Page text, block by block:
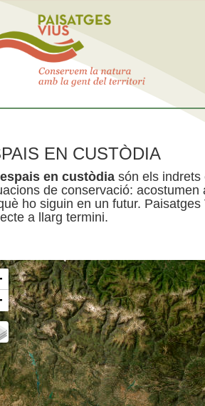
EN CUSTÒDIA
espais en custòdia són els indrets
de conservació:
ho siguin en un futur.
a llarg termini.